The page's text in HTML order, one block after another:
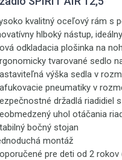
kvalitný oceľový rám s
hlboký nástup,
odkladacia plošinka na
tvarované sedlo
výška sedla v
pneumatiky v
držadlá riadidiel
uhol otáčania
bočný stojan
montáž
pre deti od 2 rokov